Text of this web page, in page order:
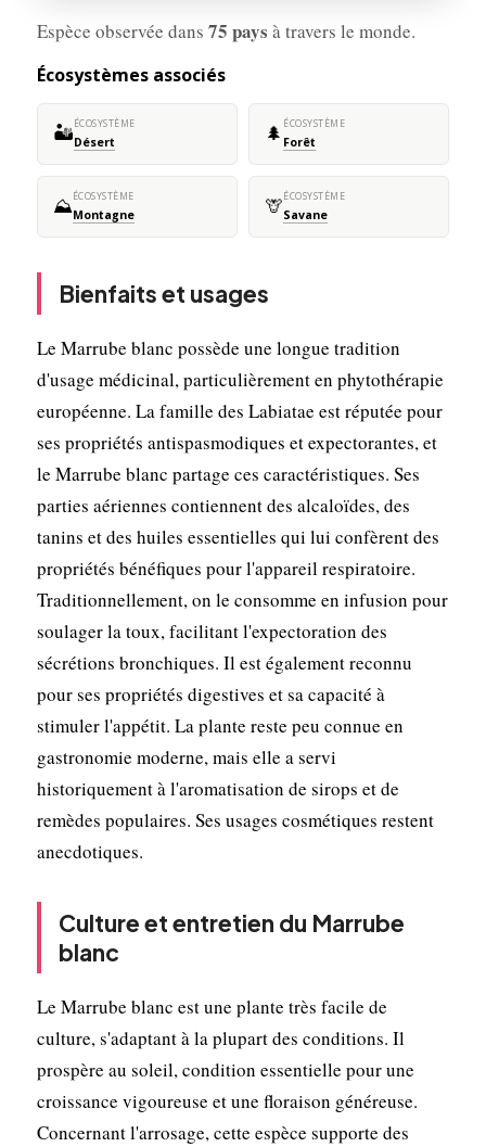
Espèce observée dans 75 pays à travers le monde.
Écosystèmes associés
🏜️ÉCOSYSTÈME
Désert 🌲 ÉCOSYSTÈME
Forêt
⛰️ÉCOSYSTÈME
Montagne 🦒ÉCOSYSTÈME
Savane
Bienfaits et usages
Le Marrube blanc possède une longue tradition
d'usage médicinal, particulièrement en phytothérapie
européenne. La famille des Labiatae est réputée pour
ses propriétés antispasmodiques et expectorantes, et
le Marrube blanc partage ces caractéristiques. Ses
parties aériennes contiennent des alcaloïdes, des
tanins et des huiles essentielles qui lui confèrent des
propriétés bénéfiques pour l'appareil respiratoire.
Traditionnellement, on le consomme en infusion pour
soulager la toux, facilitant l'expectoration des
sécrétions bronchiques. Il est également reconnu
pour ses propriétés digestives et sa capacité à
stimuler l'appétit. La plante reste peu connue en
gastronomie moderne, mais elle a servi
historiquement à l'aromatisation de sirops et de
remèdes populaires. Ses usages cosmétiques restent
anecdotiques.
Culture et entretien du Marrube
blanc
Le Marrube blanc est une plante très facile de
culture, s'adaptant à la plupart des conditions. Il
prospère au soleil, condition essentielle pour une
croissance vigoureuse et une floraison généreuse.
Concernant l'arrosage, cette espèce supporte des